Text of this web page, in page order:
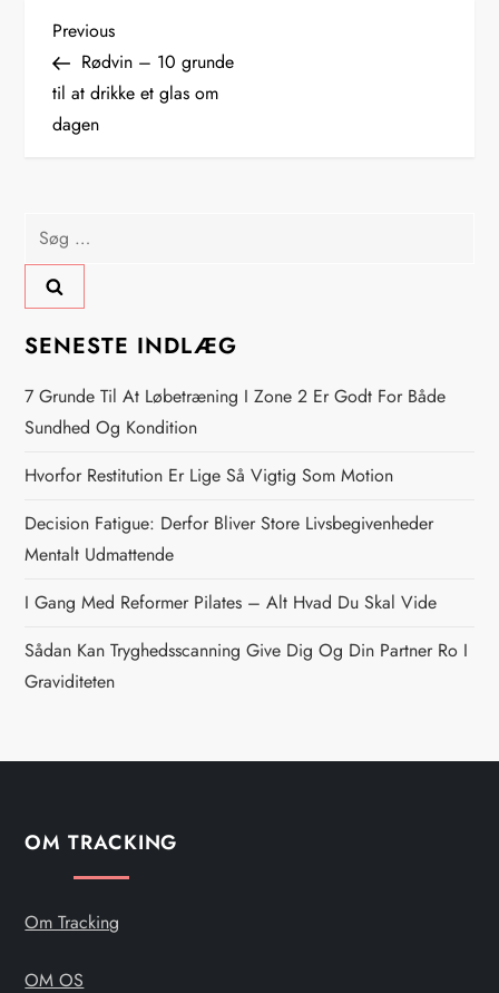
I
n
d
æ
g
s
n
a
v
i
g
a
i
o
Previous
Post
Previous
Rødvin – 10 grunde
til at drikke et glas om
dagen
Søg
efter:
SENESTE INDLÆG
7 Grunde Til At Løbetræning I Zone 2 Er Godt For Både
Sundhed Og Kondition
Hvorfor Restitution Er Lige Så Vigtig Som Motion
Decision Fatigue: Derfor Bliver Store Livsbegivenheder
Mentalt Udmattende
I Gang Med Reformer Pilates – Alt Hvad Du Skal Vide
Sådan Kan Tryghedsscanning Give Dig Og Din Partner Ro I
Graviditeten
OM TRACKING
Om Tracking
OM OS